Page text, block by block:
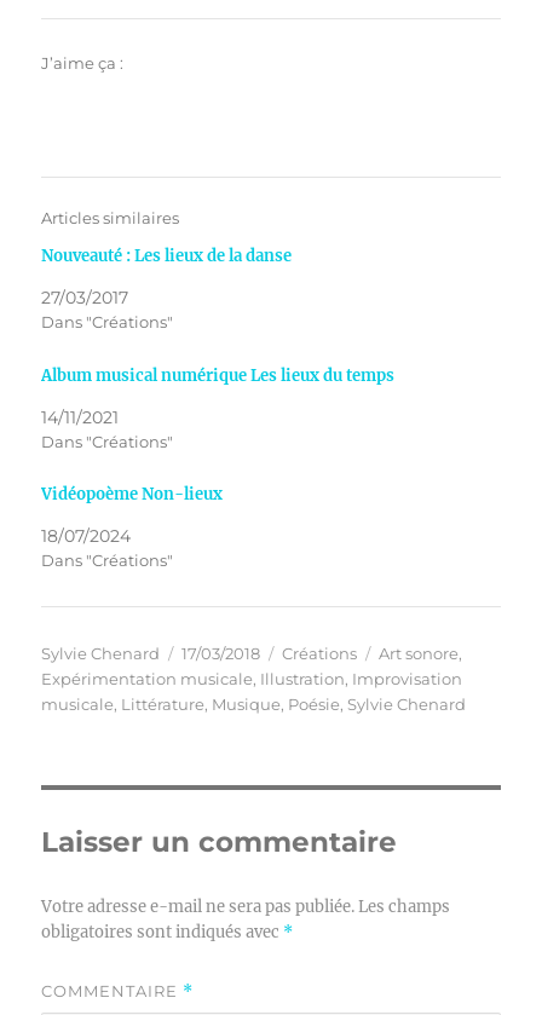
J’aime ça :
Articles similaires
Nouveauté : Les lieux de la danse
27/03/2017
Dans "Créations"
Album musical numérique Les lieux du temps
14/11/2021
Dans "Créations"
Vidéopoème Non-lieux
18/07/2024
Dans "Créations"
Auteur
Sylvie Chenard
Publié
le
17/03/2018 Catégories
Créations Étiquettes
Art sonore,
Expérimentation musicale, Illustration, Improvisation
musicale, Littérature, Musique, Poésie, Sylvie Chenard
Laisser un commentaire
Votre adresse e-mail ne sera pas publiée. Les champs
obligatoires sont indiqués avec *
COMMENTAIRE *